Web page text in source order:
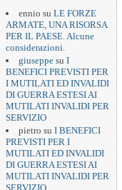
ennio su LE FORZE
ARMATE, UNA RISORSA
PER IL PAESE. Alcune
considerazioni.
giuseppe su I
BENEFICI PREVISTI PER
I MUTILATI ED INVALIDI
DI GUERRA ESTESI AI
MUTILATI INVALIDI PER
SERVIZIO
pietro su I BENEFICI
PREVISTI PER I
MUTILATI ED INVALIDI
DI GUERRA ESTESI AI
MUTILATI INVALIDI PER
SERVIZIO